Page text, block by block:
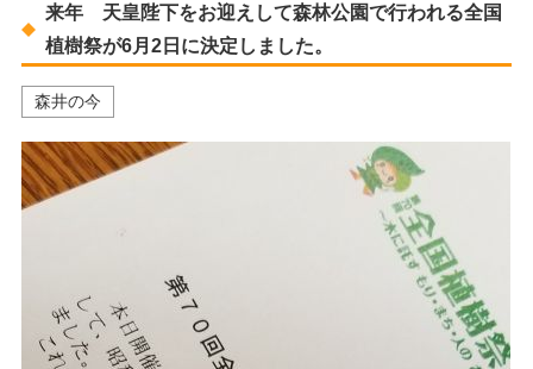
森井の提案
県政レポート
来年 天皇陛下をお迎えして森林公園で行われる全国
植樹祭が6月2日に決定しました。
森井の今